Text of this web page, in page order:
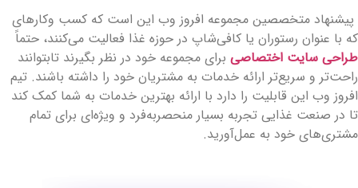
پیشنهاد متخصصین مجموعه افروز وب این است که کسب­ وکارهای
که با عنوان رستوران یا کافی‌شاپ در حوزه غذا فعالیت می‌کنند، حتماً
طراحی سایت اختصاصیبرای مجموعه خود در نظر بگیرند تابتوانند
راحت‌تر و سریع‌تر ارائه خدمات به مشتریان خود را داشته باشند. تیم
افروز وب این قابلیت را دارد با ارائه بهترین خدمات به شما کمک کند
تا در صنعت غذایی تجربه بسیار منحصربه‌فرد و ویژه‌ای برای تمام
مشتری‌های خود به عمل‌آورید.